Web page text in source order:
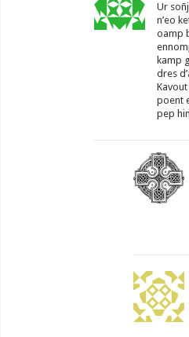
Ur
n’eo
oamp
kamp
dres
poent
pep